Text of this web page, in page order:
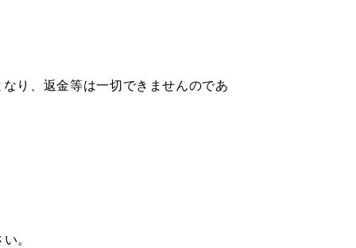
り、返金等は一切できませんのであ
。